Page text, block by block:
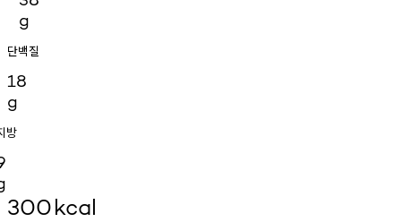
g
단백질
18
g
방
300kcal